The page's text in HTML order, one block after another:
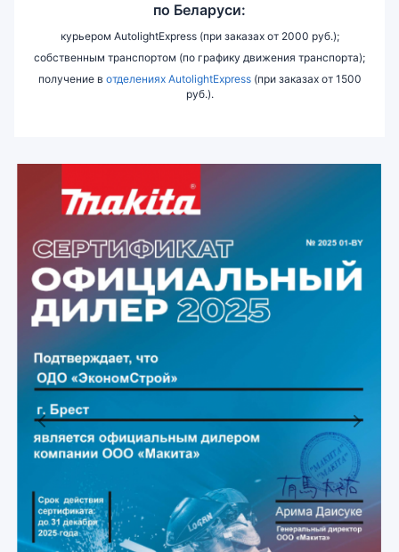
по Беларуси:
курьером AutolightExpress (при заказах от 2000 руб.);
собственным транспортом (по графику движения транспорта);
получение в отделениях AutolightExpress(при заказах от 1500
руб.).
Previous Next